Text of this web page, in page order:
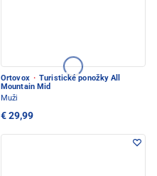
Ortovox · Turistické ponožky All
Mountain Mid
Muži
€ 29,99